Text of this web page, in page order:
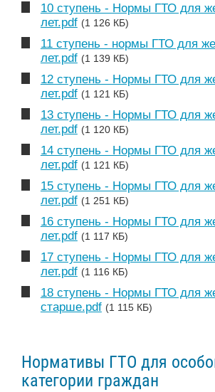
10 ступень - Нормы ГТО для
лет.pdf (1 126 КБ)
11 ступень - нормы ГТО для
лет.pdf (1 139 КБ)
12 ступень - Нормы ГТО для
лет.pdf (1 121 КБ)
13 ступень - Нормы ГТО для
лет.pdf (1 120 КБ)
14 ступень - Нормы ГТО для
лет.pdf (1 121 КБ)
15 ступень - Нормы ГТО для
лет.pdf (1 251 КБ)
16 ступень - Нормы ГТО для
лет.pdf (1 117 КБ)
17 ступень - Нормы ГТО для
лет.pdf (1 116 КБ)
18 ступень - Нормы ГТО для
старше.pdf (1 115 КБ)
Нормативы ГТО для
категории граждан